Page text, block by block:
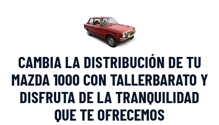
CAMBIA LA DISTRIBUCIÓN DE TU
MAZDA 1000 CON TALLERBARATO Y
DISFRUTA DE LA TRANQUILIDAD
QUE TE OFRECEMOS